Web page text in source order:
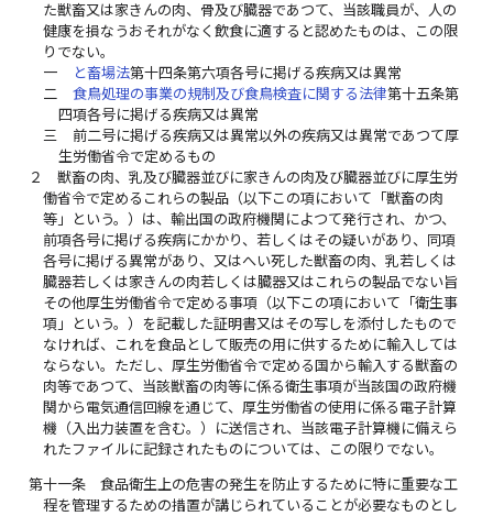
た獣畜又は家きんの肉、骨及び臓器であつて、当該職員が、人の
健康を損なうおそれがなく飲食に適すると認めたものは、この限
りでない。
一
と畜場法第十四条第六項各号に掲げる疾病又は異常
二
食鳥処理の事業の規制及び食鳥検査に関する法律第十五条第
四項各号に掲げる疾病又は異常
三
前二号に掲げる疾病又は異常以外の疾病又は異常であつて厚
生労働省令で定めるもの
２
獣畜の肉、乳及び臓器並びに家きんの肉及び臓器並びに厚生労
働省令で定めるこれらの製品（以下この項において「獣畜の肉
等」という。）は、輸出国の政府機関によつて発行され、かつ、
前項各号に掲げる疾病にかかり、若しくはその疑いがあり、同項
各号に掲げる異常があり、又はへい死した獣畜の肉、乳若しくは
臓器若しくは家きんの肉若しくは臓器又はこれらの製品でない旨
その他厚生労働省令で定める事項（以下この項において「衛生事
項」という。）を記載した証明書又はその写しを添付したもので
なければ、これを食品として販売の用に供するために輸入しては
ならない。ただし、厚生労働省令で定める国から輸入する獣畜の
肉等であつて、当該獣畜の肉等に係る衛生事項が当該国の政府機
関から電気通信回線を通じて、厚生労働省の使用に係る電子計算
機（入出力装置を含む。）に送信され、当該電子計算機に備えら
れたファイルに記録されたものについては、この限りでない。
第十一条
食品衛生上の危害の発生を防止するために特に重要な工
程を管理するための措置が講じられていることが必要なものとし